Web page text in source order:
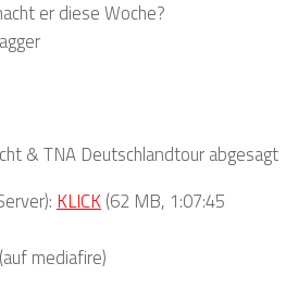
er diese Woche?
& TNA Deutschlandtour abgesagt
KLICK (62 MB, 1:07:45
(auf mediafire)